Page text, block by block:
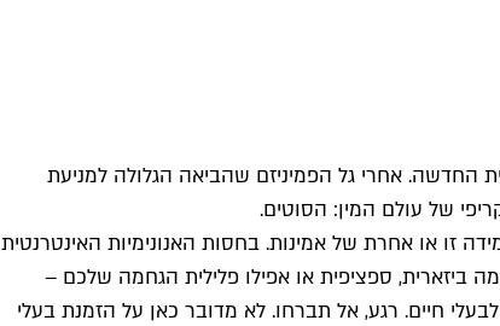
החדשה. אחרי גל הפמיניזם שהביאה הגלולה למניעת
זו או אחרת של אמינות. בחסות האנונימיות האינטרנטית
ביזארית, ספציפית או אפילו פלילית הגחמה שלכם –
חיים. רגע, אל תברחו. לא מדובר כאן על הזמנת בעלי